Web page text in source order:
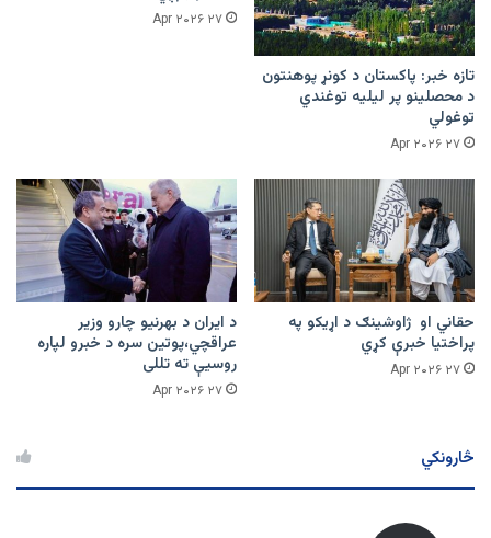
تازه خبر: پاکستان د کونړ پوهنتون
د محصلینو پر لیلیه توغندي
توغولي
۲۷ Apr ۲۰۲۶
۲۷ Apr ۲۰۲۶
حقاني او ژاوشینګ د اړیکو په
پراختیا خبرې کړي
۲۷ Apr ۲۰۲۶
د ایران د بهرنیو چارو وزیر
عراقچي،پوتین سره د خبرو لپاره
روسیې ته تللی
۲۷ Apr ۲۰۲۶
څارونکي